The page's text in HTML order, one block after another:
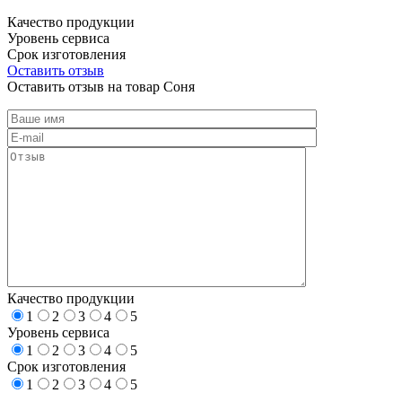
Качество продукции
Уровень сервиса
Срок изготовления
Оставить отзыв
Оставить отзыв на товар Соня
Качество продукции
1
2 3 4
5
Уровень сервиса
1
2 3 4
5
Срок изготовления
1
2 3 4
5